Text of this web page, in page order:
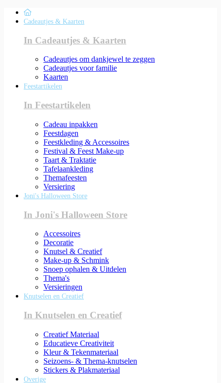
Cadeautjes & Kaarten
In Cadeautjes & Kaarten
Cadeautjes om dankjewel te zeggen
Cadeautjes voor familie
Kaarten
Feestartikelen
In Feestartikelen
Cadeau inpakken
Feestdagen
Feestkleding & Accessoires
Festival & Feest Make-up
Taart & Traktatie
Tafelaankleding
Themafeesten
Versiering
Joni's Halloween Store
In Joni's Halloween Store
Accessoires
Decoratie
Knutsel & Creatief
Make-up & Schmink
Snoep ophalen & Uitdelen
Thema's
Versieringen
Knutselen en Creatief
In Knutselen en Creatief
Creatief Materiaal
Educatieve Creativiteit
Kleur & Tekenmateriaal
Seizoens- & Thema-knutselen
Stickers & Plakmateriaal
Overige